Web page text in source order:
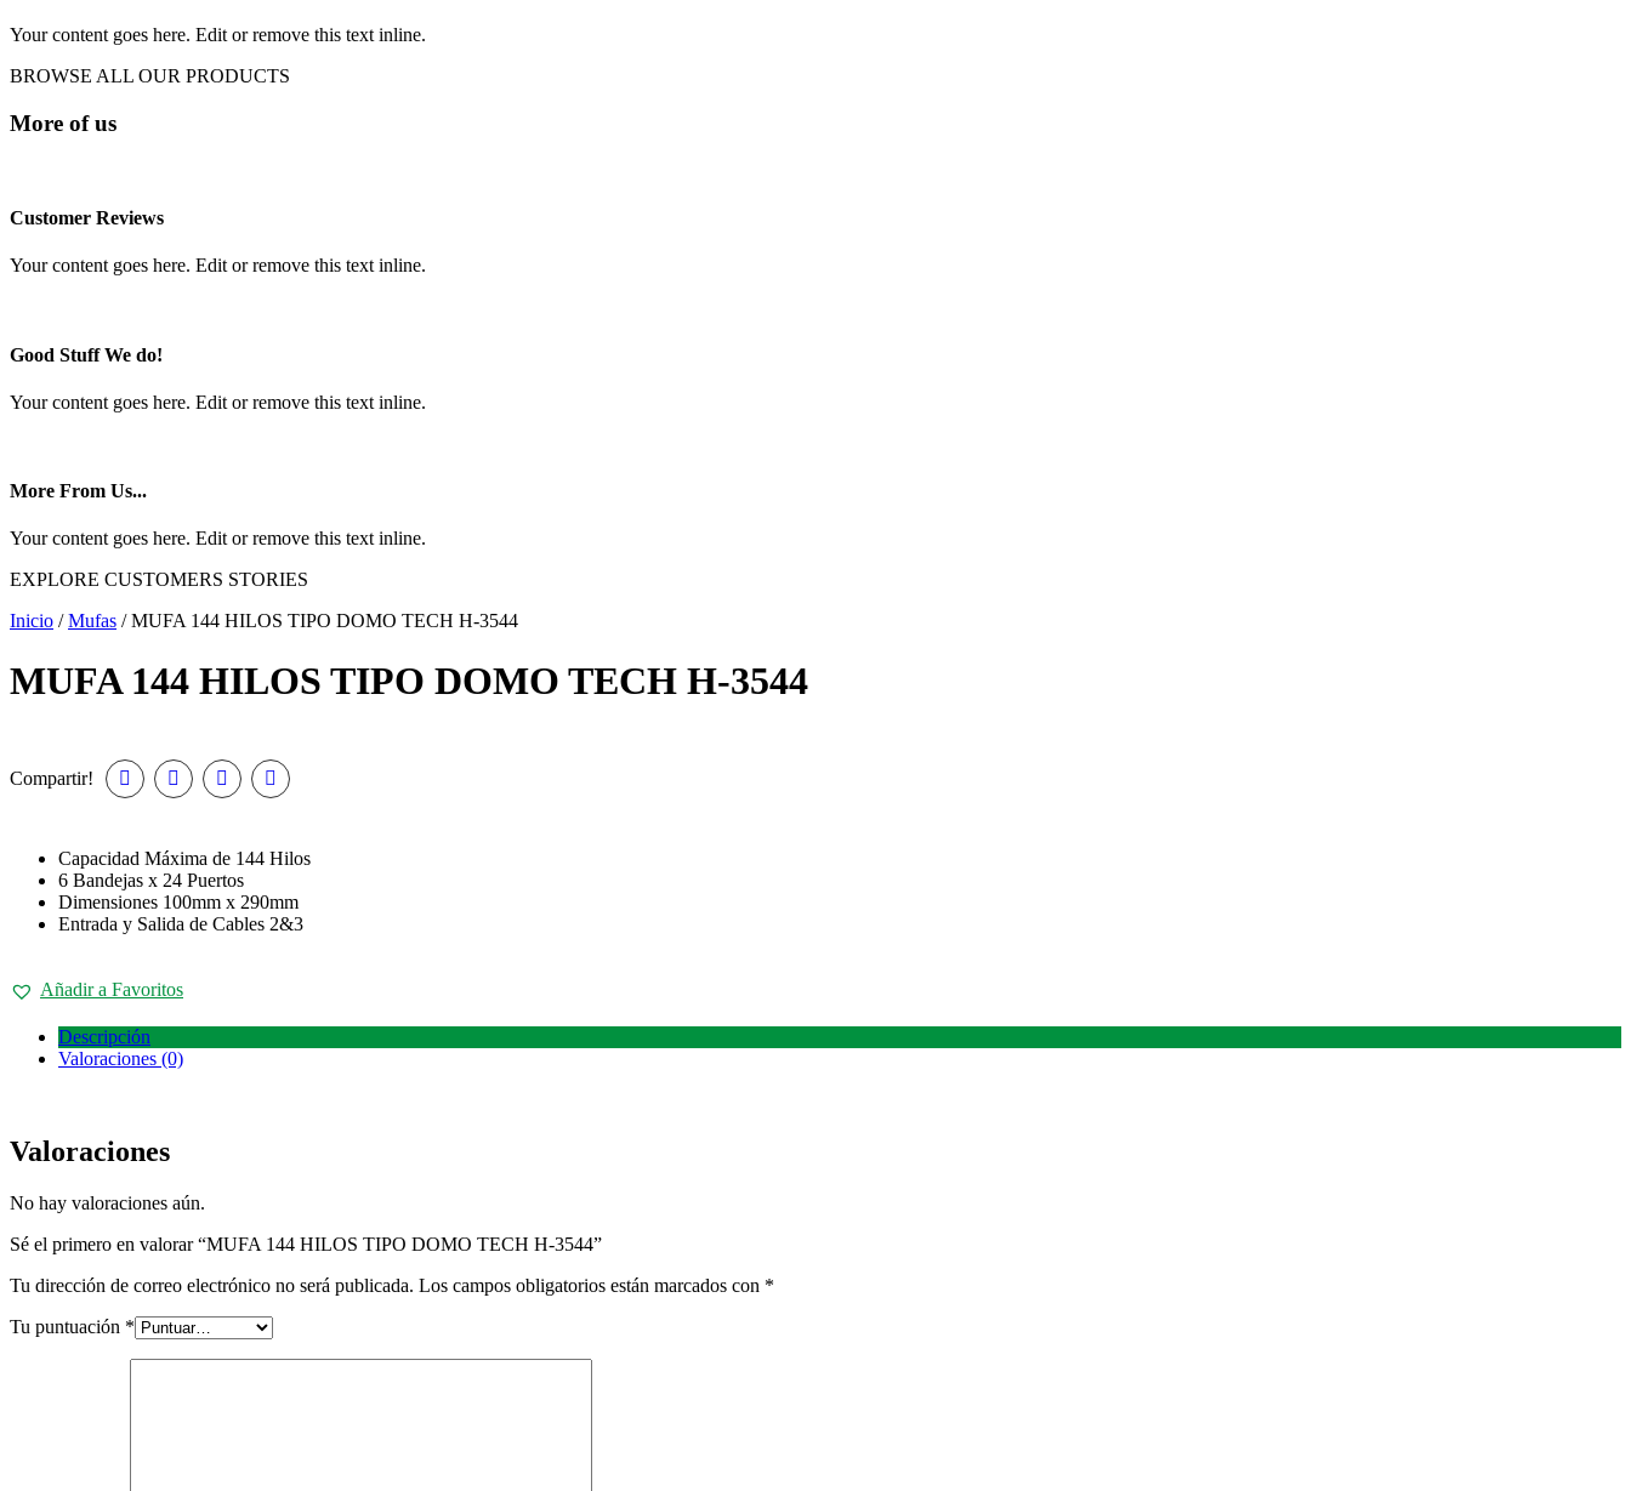
Your content goes here. Edit or remove this text inline.
BROWSE ALL OUR PRODUCTS
More of us
Customer Reviews
Your content goes here. Edit or remove this text inline.
Good Stuff We do!
Your content goes here. Edit or remove this text inline.
More From Us...
Your content goes here. Edit or remove this text inline.
EXPLORE CUSTOMERS STORIES
Inicio /Mufas / MUFA 144 HILOS TIPO DOMO TECH H-3544
MUFA 144 HILOS TIPO DOMO TECH H-3544
Compartir!
Capacidad Máxima de 144 Hilos
6 Bandejas x 24 Puertos
Dimensiones 100mm x 290mm
Entrada y Salida de Cables 2&3
Añadir a Favoritos
Descripción
Valoraciones (0)
Valoraciones
No hay valoraciones aún.
Sé el primero en valorar “MUFA 144 HILOS TIPO DOMO TECH H-3544”
Tu dirección de correo electrónico no será publicada. Los campos obligatorios están marcados con *
Tu puntuación *